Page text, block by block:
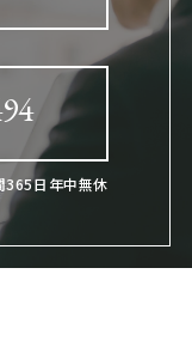
365日年中無休